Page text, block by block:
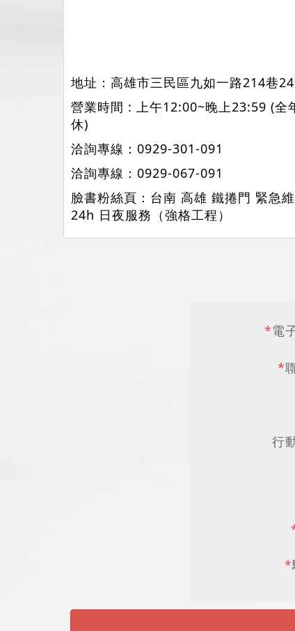
地址： 高雄市三民區九如一路214巷
營業時間 : 上午12:00~晚上23:59 (全
休)
洽詢專線： 0929-301-091
洽詢專線： 0929-067-091
臉書粉絲頁： 台南 高雄 鐵捲門 緊急
24h 日夜服務（強格工程）
*電
*
行
*